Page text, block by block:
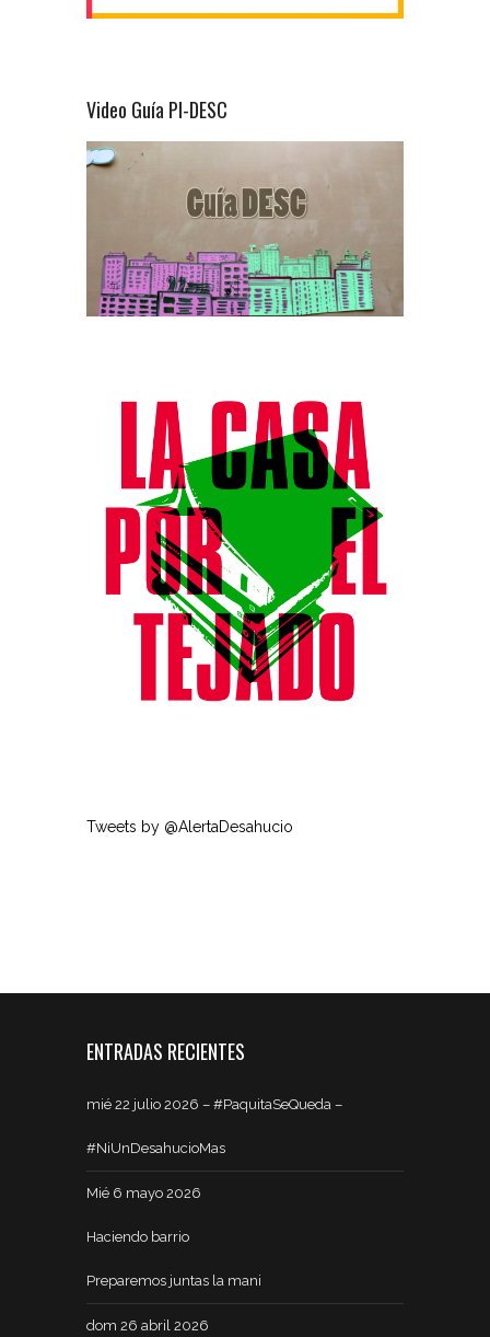
Video Guía PI-DESC
Tweets by @AlertaDesahucio
ENTRADAS RECIENTES
mié 22 julio 2026 – #PaquitaSeQueda –
#NiUnDesahucioMas
Mié 6 mayo 2026
Haciendo barrio
Preparemos juntas la mani
dom 26 abril 2026